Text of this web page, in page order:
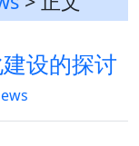
设的探讨